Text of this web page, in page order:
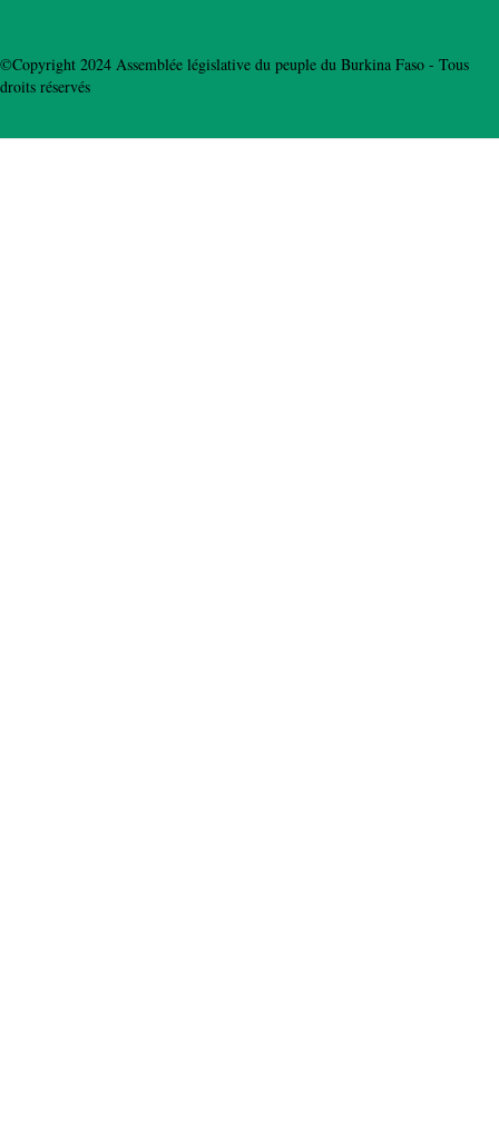
©Copyright 2024 Assemblée législative du peuple du Burkina Faso - Tous
droits réservés